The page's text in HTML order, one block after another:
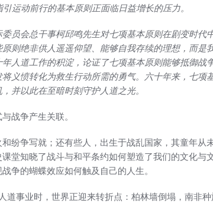
运动前行的基本原则正面临日益增长的压力。
员会总干事柯邱鸣先生对七项基本原则在剧变时代
则绝非供人遥遥仰望、能够自我存续的理想，而是
人道工作的积淀，论证了七项基本原则能够抵御战
义愤转化为救生行动所需的勇气。六十年来，七项
并以此在至暗时刻守护人道之光。
战争产生关联。
纷争写就；还有些人，出生于战乱国家，其童年从
堂知晓了战斗与和平条约如何塑造了我们的文化与
争的蝴蝶效应如何触及自己的人生。
道事业时，世界正迎来转折点：柏林墙倒塌，南非